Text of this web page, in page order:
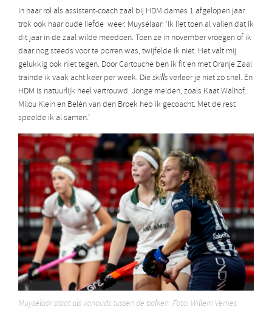
In haar rol als assistent-coach zaal bij HDM dames 1 afgelopen jaar
trok ook haar oude liefde weer. Muyselaar: ‘Ik liet toen al vallen dat ik
dit jaar in de zaal wilde meedoen. Toen ze in november vroegen of ik
daar nog steeds voor te porren was, twijfelde ik niet. Het valt mij
gelukkig ook niet tegen. Door Cartouche ben ik fit en met Oranje Zaal
trainde ik vaak acht keer per week. Dieskillsverleer je niet zo snel. En
HDM is natuurlijk heel vertrouwd. Jonge meiden, zoals Kaat Walhof,
Milou Klein en Belén van den Broek heb ik gecoacht. Met de rest
speelde ik al samen.’
Muyselaar staat als vanouds tussen de balken. Foto: Willem Vernes